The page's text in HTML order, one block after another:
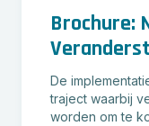
Brochure:
De
traject waarbij
worden om te